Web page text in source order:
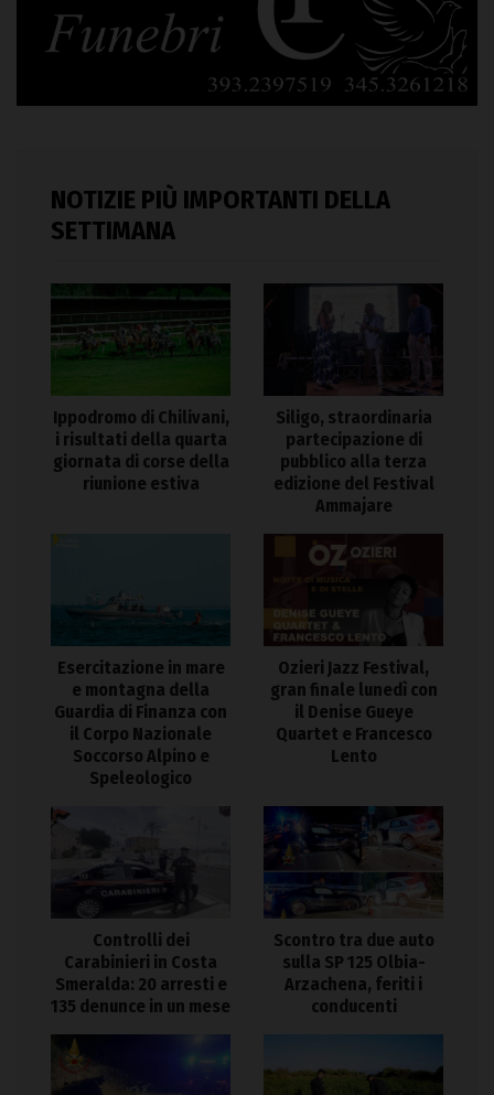
NOTIZIE PIÙ IMPORTANTI DELLA
SETTIMANA
Ippodromo di Chilivani,
i risultati della quarta
giornata di corse della
riunione estiva
Siligo, straordinaria
partecipazione di
pubblico alla terza
edizione del Festival
Ammajare
Esercitazione in mare
e montagna della
Guardia di Finanza con
il Corpo Nazionale
Soccorso Alpino e
Speleologico
Ozieri Jazz Festival,
gran finale lunedì con
il Denise Gueye
Quartet e Francesco
Lento
Controlli dei
Carabinieri in Costa
Smeralda: 20 arresti e
135 denunce in un mese
Scontro tra due auto
sulla SP 125 Olbia-
Arzachena, feriti i
conducenti